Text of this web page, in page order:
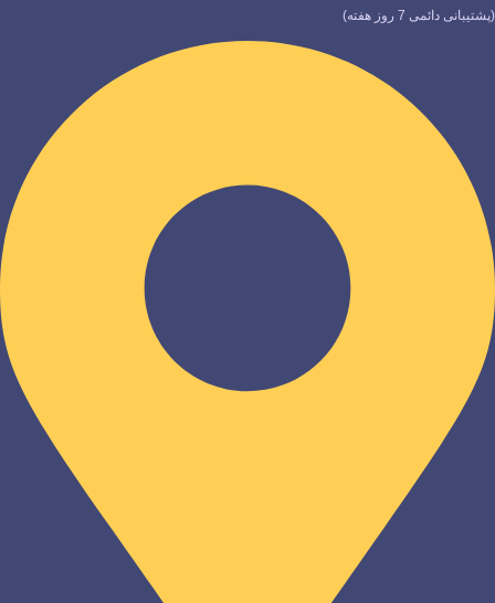
(پشتیبانی دائمی 7 روز هفته)